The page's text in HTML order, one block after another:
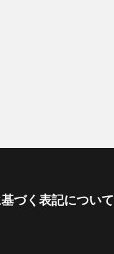
づく表記について